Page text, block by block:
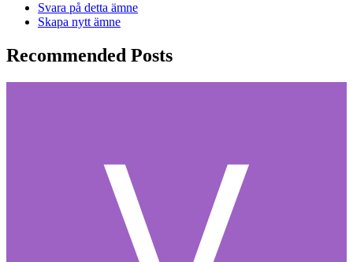
Svara på detta ämne
Skapa nytt ämne
Recommended Posts